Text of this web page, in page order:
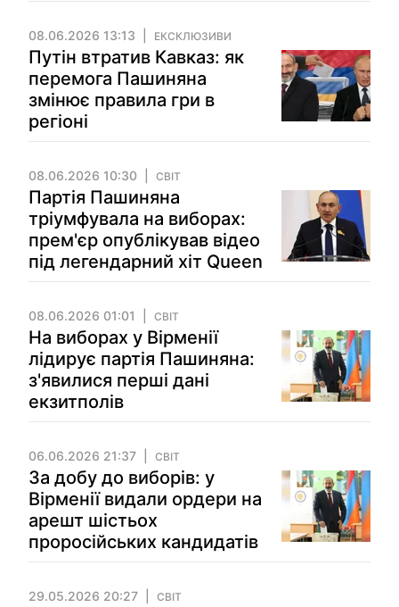
08.06.2026 13:13 ЕКСКЛЮЗИВИ
Путін втратив Кавказ: як
перемога Пашиняна
змінює правила гри в
регіоні
08.06.2026 10:30 СВІТ
Партія Пашиняна
тріумфувала на виборах:
прем'єр опублікував відео
під легендарний хіт Queen
08.06.2026 01:01 СВІТ
На виборах у Вірменії
лідирує партія Пашиняна:
з'явилися перші дані
екзитполів
06.06.2026 21:37 СВІТ
За добу до виборів: у
Вірменії видали ордери на
арешт шістьох
проросійських кандидатів
29.05.2026 20:27 СВІТ